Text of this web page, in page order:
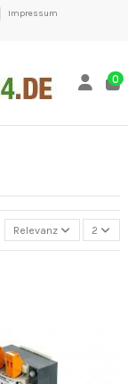
Impressum
0
Relevanz 2